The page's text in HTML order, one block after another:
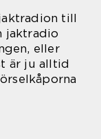
till
jaktradio
eller
är ju alltid